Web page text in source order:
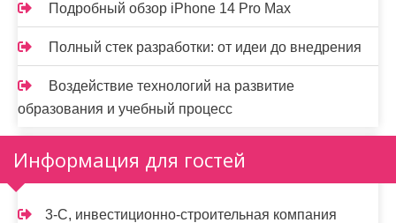
Подробный обзор iPhone 14 Pro Max
Полный стек разработки: от идеи до внедрения
Воздействие технологий на развитие
образования и учебный процесс
Информация для гостей
3-С, инвестиционно-строительная компания